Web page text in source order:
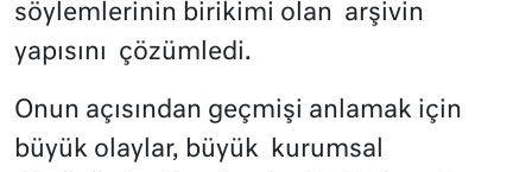
söylemlerinin birikimi olan arşivin
yapısını çözümledi.
Onun açısından geçmişi anlamak için
büyük olaylar, büyük kurumsal